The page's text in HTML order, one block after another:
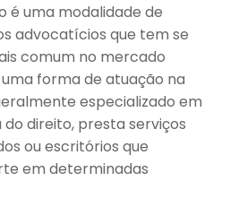
é uma modalidade de
advocatícios que tem se
comum no mercado
forma de atuação na
especializado em
direito, presta serviços
ou escritórios que
em determinadas